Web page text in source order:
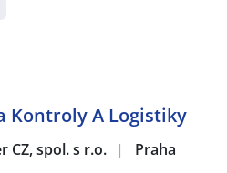
Kontroly A Logistiky
CZ, spol. s r.o. | Praha